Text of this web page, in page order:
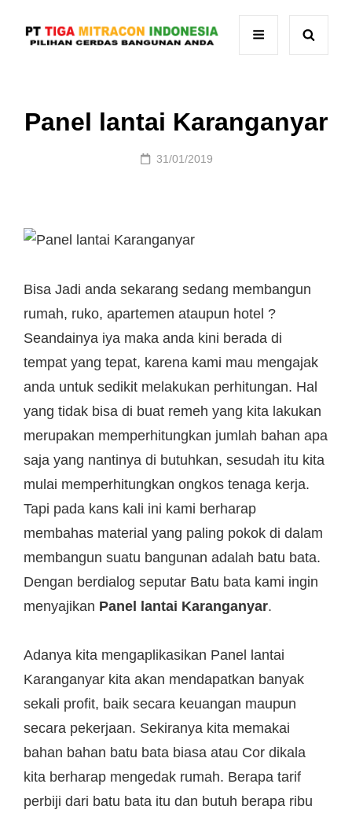
Panel lantai Karanganyar
Posted
31/01/2019
Bisa Jadi anda sekarang sedang membangun
rumah, ruko, apartemen ataupun hotel ?
Seandainya iya maka anda kini berada di
tempat yang tepat, karena kami mau mengajak
anda untuk sedikit melakukan perhitungan. Hal
yang tidak bisa di buat remeh yang kita lakukan
merupakan memperhitungkan jumlah bahan apa
saja yang nantinya di butuhkan, sesudah itu kita
mulai memperhitungkan ongkos tenaga kerja.
Tapi pada kans kali ini kami berharap
membahas material yang paling pokok di dalam
membangun suatu bangunan adalah batu bata.
Dengan berdialog seputar Batu bata kami ingin
menyajikan Panel lantai Karanganyar.
Adanya kita mengaplikasikan Panel lantai
Karanganyar kita akan mendapatkan banyak
sekali profit, baik secara keuangan maupun
secara pekerjaan. Sekiranya kita memakai
bahan bahan batu bata biasa atau Cor dikala
kita berharap mengedak rumah. Berapa tarif
perbiji dari batu bata itu dan butuh berapa ribu